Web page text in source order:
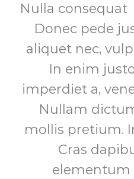
Nulla consequat
Donec pede
aliquet nec,
In enim
imperdiet a,
Nullam
mollis pretium.
Cras
elementum